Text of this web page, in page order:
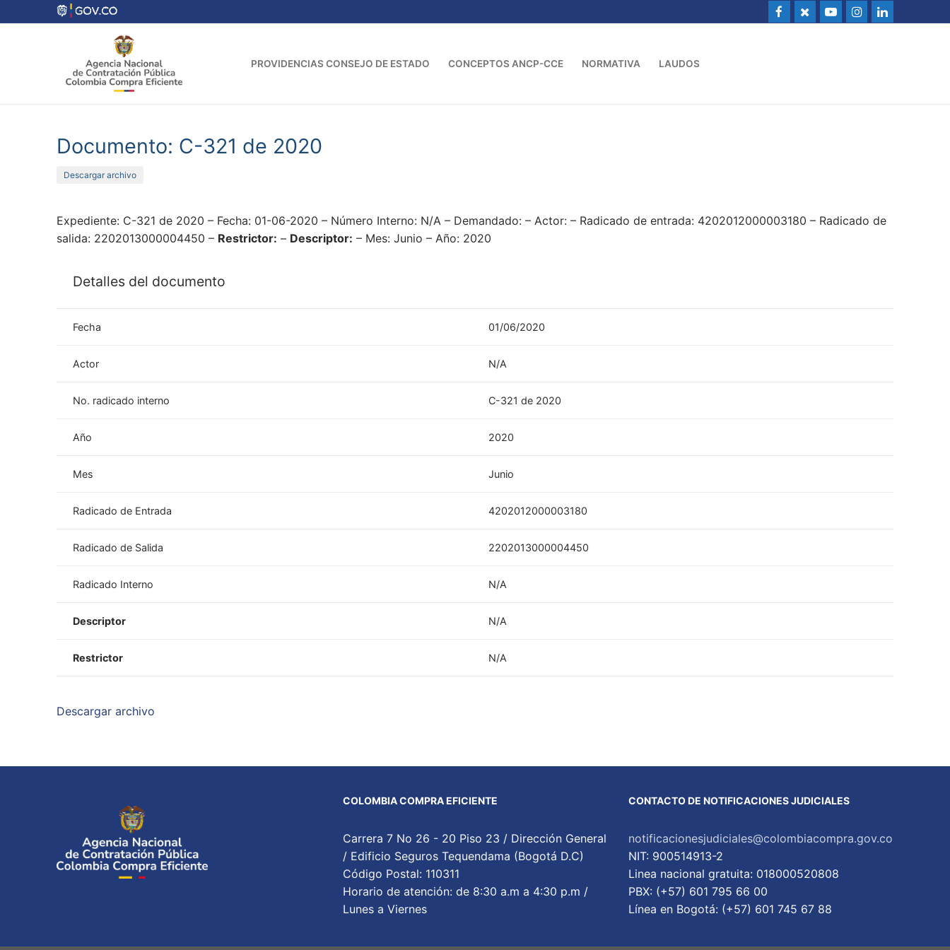
al
PROVIDENCIAS CONSEJO DE ESTADO CONCEPTOS ANCP-CCE NORMATIVA LAUDOS
Documento: C-321 de 2020
Descargar archivo
Expediente: C-321 de 2020 – Fecha: 01-06-2020 – Número Interno: N/A – Demandado: – Actor: – Radicado de entrada: 4202012000003180 – Radicado de
salida: 2202013000004450 – Restrictor: – Descriptor: – Mes: Junio – Año: 2020
Detalles del documento
Fecha 01/06/2020
Actor N/A
No. radicado interno C-321 de 2020
Año 2020
Mes Junio
Radicado de Entrada 4202012000003180
Radicado de Salida 2202013000004450
Radicado Interno N/A
Descriptor N/A
Restrictor N/A
Descargar archivo
COLOMBIA COMPRA EFICIENTE
Carrera 7 No 26 - 20 Piso 23 / Dirección General
/ Edificio Seguros Tequendama (Bogotá D.C)
Código Postal: 110311
Horario de atención: de 8:30 a.m a 4:30 p.m /
Lunes a Viernes
CONTACTO DE NOTIFICACIONES JUDICIALES
notificacionesjudiciales@colombiacompra.gov.co
NIT: 900514913-2
Linea nacional gratuita: 018000520808
PBX: (+57) 601 795 66 00
Lí­nea en Bogotá: (+57) 601 745 67 88